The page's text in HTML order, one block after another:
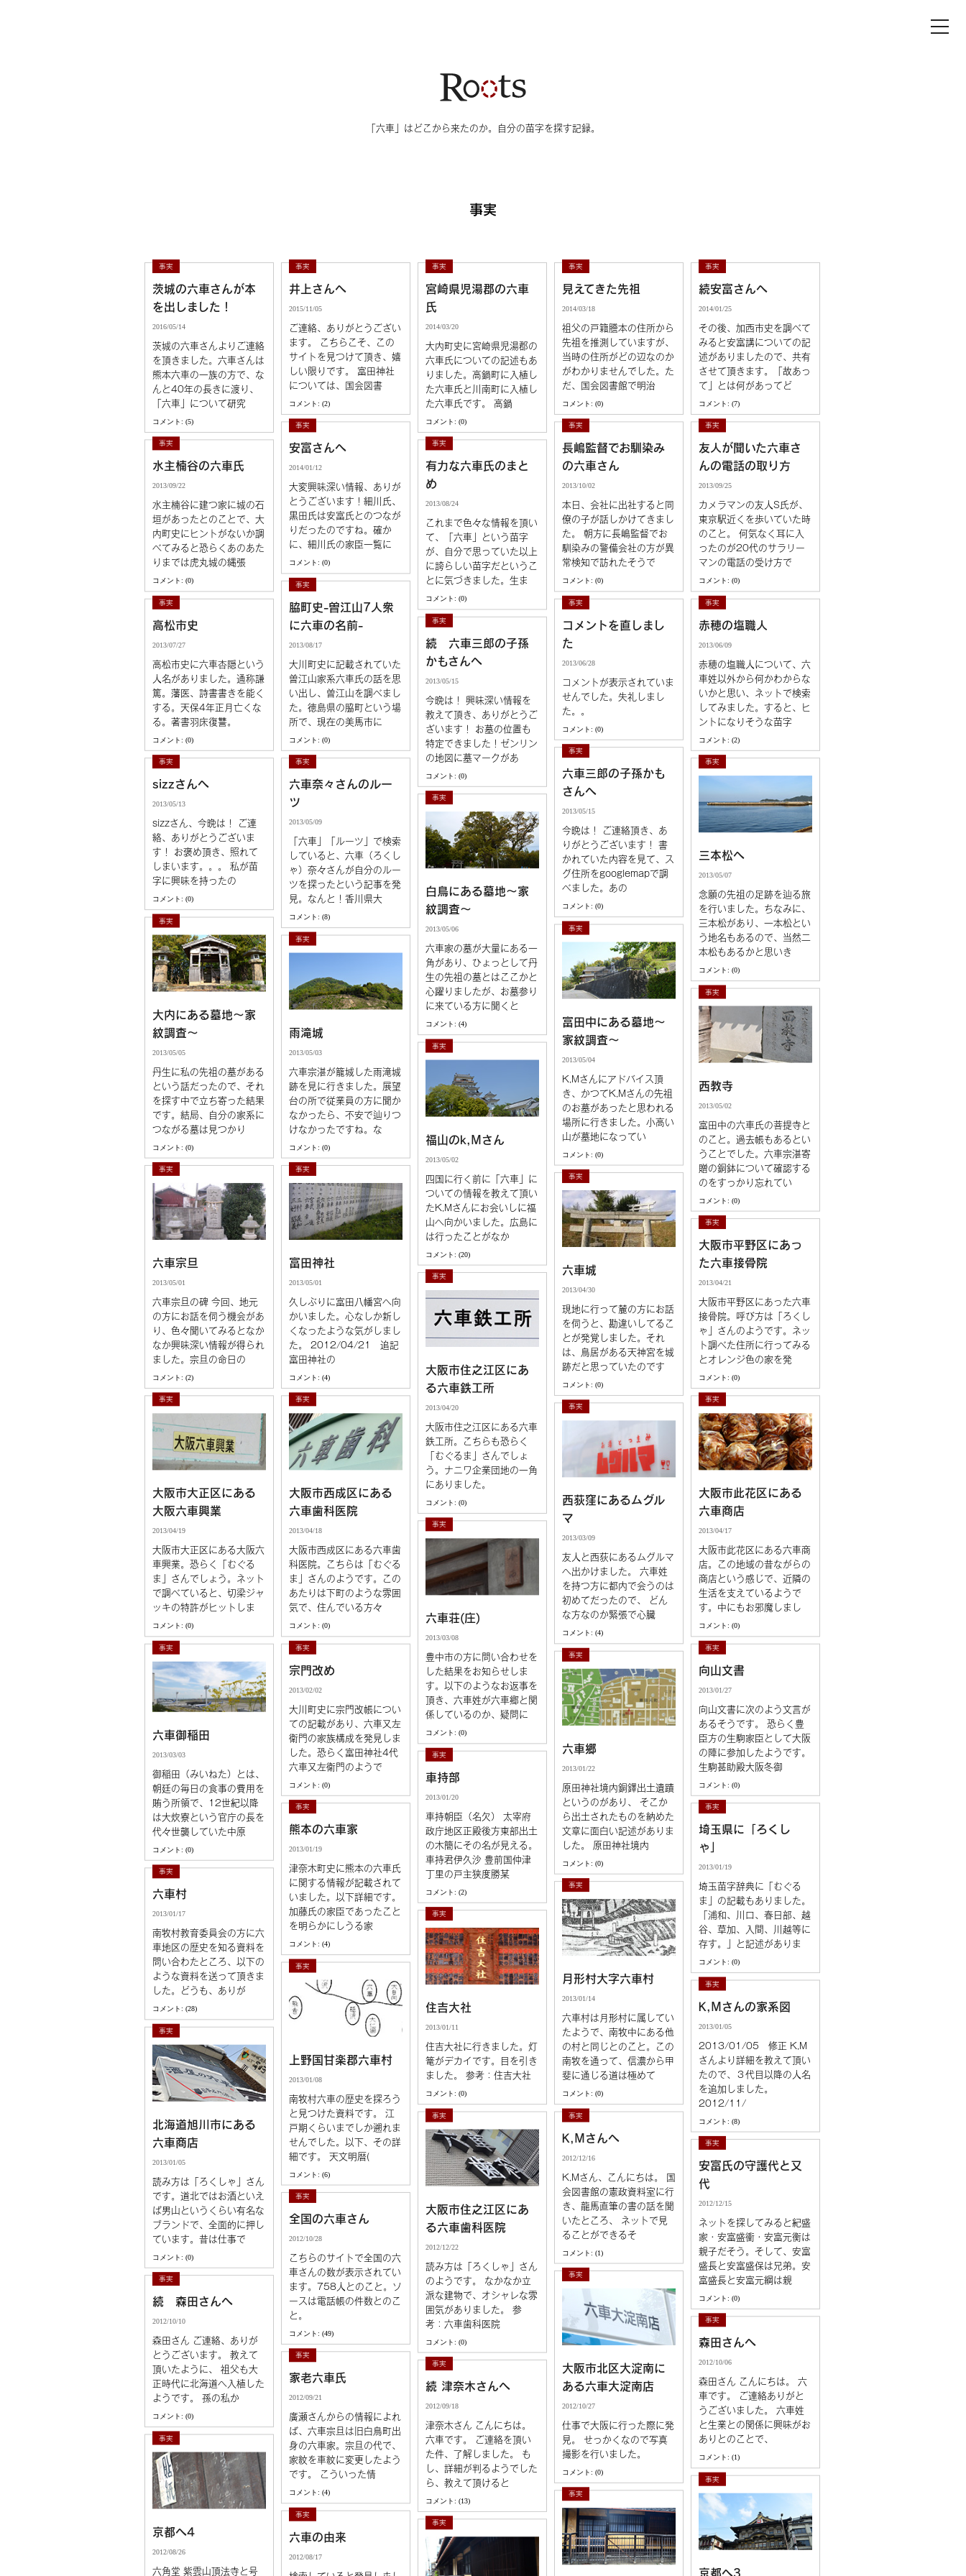
13
荒井さんへ
宮崎県児湯郡の六車氏
見えてきた先祖
続安富さんへ
全国の六車さんにお聞きします
長嶋監督でお馴染みの六車さん
友人が聞いた六車さんの電話の
水主楠谷の六車氏
個人家系 5
古寺名刹・城 21
安富氏 7
熊本の六車氏 10
脇の六車氏 3
車持
「続安富さんへ」へのコメント
「続安富さんへ」へのコメント
「謎の整理2」へのコメント
「続 津奈木さんへ」へのコメン
ト
の証明」へのコメント
「続 津奈木さんへ」へのコメン
ト
「生まれた土地から始める自分
の証明」へのコメント
の証明」へのコメント
「六車」はどこから来たのか。自分の苗字を探す記録。
事実
事実
茨城の六車さんが本
を出しました！
2016/05/14
茨城の六車さんよりご連絡
を頂きました。六車さんは
熊本六車の一族の方で、な
んと40年の長きに渡り、
「六車」について研究
コメント: (5)
事実
井上さんへ
2015/11/05
ご連絡、ありがとうござい
ます。 こちらこそ、この
サイトを見つけて頂き、嬉
しい限りです。 富田神社
については、国会図書
コメント: (2)
事実
宮崎県児湯郡の六車
氏
2014/03/20
大内町史に宮崎県児湯郡の
六車氏についての記述もあ
りました。高鍋町に入植し
た六車氏と川南町に入植し
た六車氏です。 高鍋
コメント: (0)
事実
見えてきた先祖
2014/03/18
祖父の戸籍謄本の住所から
先祖を推測していますが、
当時の住所がどの辺なのか
がわかりませんでした。た
だ、国会図書館で明治
コメント: (0)
事実
続安富さんへ
2014/01/25
その後、加西市史を調べて
みると安富講についての記
述がありましたので、共有
させて頂きます。「故あっ
て」とは何があってど
コメント: (7)
事実
安富さんへ
2014/01/12
大変興味深い情報、ありが
とうございます！細川氏、
黒田氏は安富氏とのつなが
りだったのですね。確か
に、細川氏の家臣一覧に
コメント: (0)
事実
長嶋監督でお馴染み
の六車さん
2013/10/02
本日、会社に出社すると同
僚の子が話しかけてきまし
た。 朝方に長嶋監督でお
馴染みの警備会社の方が異
常検知で訪れたそうで
コメント: (0)
事実
友人が聞いた六車さ
んの電話の取り方
2013/09/25
カメラマンの友人S氏が、
東京駅近くを歩いていた時
のこと。 何気なく耳に入
ったのが20代のサラリー
マンの電話の受け方で
コメント: (0)
事実
水主楠谷の六車氏
2013/09/22
水主楠谷に建つ家に城の石
垣があったとのことで、大
内町史にヒントがないか調
べてみると恐らくあのあた
りまでは虎丸城の縄張
コメント: (0)
事実
有力な六車氏のまと
め
2013/08/24
これまで色々な情報を頂い
て、「六車」という苗字
が、自分で思っていた以上
に誇らしい苗字だというこ
とに気づきました。生ま
コメント: (0)
事実
脇町史-曽江山7人衆
に六車の名前-
2013/08/17
大川町史に記載されていた
曽江山家系六車氏の話を思
い出し、曽江山を調べまし
た。徳島県の脇町という場
所で、現在の美馬市に
コメント: (0)
事実
高松市史
2013/07/27
高松市史に六車杏隠という
人名がありました。通称謙
篤。藩医、詩書書きを能く
する。天保4年正月亡くな
る。著書羽床復讐。
コメント: (0)
事実
コメントを直しまし
た
2013/06/28
コメントが表示されていま
せんでした。失礼しまし
た。。
コメント: (0)
事実
赤穂の塩職人
2013/06/09
赤穂の塩職人について、六
車姓以外から何かわからな
いかと思い、ネットで検索
してみました。すると、ヒ
ントになりそうな苗字
コメント: (2)
事実
続 六車三郎の子孫
かもさんへ
2013/05/15
今晩は！ 興味深い情報を
教えて頂き、ありがとうご
ざいます！ お墓の位置も
特定できました！ゼンリン
の地図に墓マークがあ
コメント: (0)
事実
六車三郎の子孫かも
さんへ
2013/05/15
今晩は！ ご連絡頂き、あ
りがとうございます！ 書
かれていた内容を見て、ス
グ住所をgooglemapで調
べました。あの
コメント: (0)
事実
sizzさんへ
2013/05/13
sizzさん、今晩は！ ご連
絡、ありがとうございま
す！ お褒め頂き、照れて
しまいます。。。 私が苗
字に興味を持ったの
コメント: (0)
事実
六車奈々さんのルー
ツ
2013/05/09
「六車」「ルーツ」で検索
していると、六車（ろくし
ゃ）奈々さんが自分のルー
ツを探ったという記事を発
見。なんと！香川県大
コメント: (8)
事実
三本松へ
2013/05/07
念願の先祖の足跡を辿る旅
を行いました。ちなみに、
三本松があり、一本松とい
う地名もあるので、当然二
本松もあるかと思いき
コメント: (0)
事実
白鳥にある墓地～家
紋調査～
2013/05/06
六車家の墓が大量にある一
角があり、ひょっとして丹
生の先祖の墓とはここかと
心躍りましたが、お墓参り
に来ている方に聞くと
コメント: (4)
事実
大内にある墓地～家
紋調査～
2013/05/05
丹生に私の先祖の墓がある
という話だったので、それ
を探す中で立ち寄った結果
です。結局、自分の家系に
つながる墓は見つかり
コメント: (0)
事実
富田中にある墓地～
家紋調査～
2013/05/04
K,Mさんにアドバイス頂
き、かつてK,Mさんの先祖
のお墓があったと思われる
場所に行きました。小高い
山が墓地になってい
コメント: (0)
事実
雨滝城
2013/05/03
六車宗湛が籠城した雨滝城
跡を見に行きました。展望
台の所で従業員の方に聞か
なかったら、不安で辿りつ
けなかったですね。な
コメント: (0)
事実
西教寺
2013/05/02
富田中の六車氏の菩提寺と
のこと。過去帳もあるとい
うことでした。六車宗湛寄
贈の銅鉢について確認する
のをすっかり忘れてい
コメント: (0)
事実
福山のk,Mさん
2013/05/02
四国に行く前に「六車」に
ついての情報を教えて頂い
たK,Mさんにお会いしに福
山へ向かいました。広島に
は行ったことがなか
コメント: (20)
事実
六車宗旦
2013/05/01
六車宗旦の碑 今回、地元
の方にお話を伺う機会があ
り、色々聞いてみるとなか
なか興味深い情報が得られ
ました。宗旦の命日の
コメント: (2)
事実
富田神社
2013/05/01
久しぶりに富田八幡宮へ向
かいました。心なしか新し
くなったような気がしまし
た。 2012/04/21 追記
富田神社の
コメント: (4)
事実
六車城
2013/04/30
現地に行って麓の方にお話
を伺うと、勘違いしてるこ
とが発覚しました。それ
は、鳥居がある天神宮を城
跡だと思っていたのです
コメント: (0)
事実
大阪市平野区にあっ
た六車接骨院
2013/04/21
大阪市平野区にあった六車
接骨院。呼び方は「ろくし
ゃ」さんのようです。ネッ
ト調べた住所に行ってみる
とオレンジ色の家を発
コメント: (0)
事実
大阪市住之江区にあ
る六車鉄工所
2013/04/20
大阪市住之江区にある六車
鉄工所。こちらも恐らく
「むぐるま」さんでしょ
う。ナニワ企業団地の一角
にありました。
コメント: (0)
事実
大阪市大正区にある
大阪六車興業
2013/04/19
大阪市大正区にある大阪六
車興業。恐らく「むぐる
ま」さんでしょう。ネット
で調べていると、切梁ジャ
ッキの特許がヒットしま
コメント: (0)
事実
大阪市西成区にある
六車歯科医院
2013/04/18
大阪市西成区にある六車歯
科医院。こちらは「むぐる
ま」さんのようです。この
あたりは下町のような雰囲
気で、住んでいる方々
コメント: (0)
事実
大阪市此花区にある
六車商店
2013/04/17
大阪市此花区にある六車商
店。この地域の昔ながらの
商店という感じで、近隣の
生活を支えているようで
す。中にもお邪魔しまし
コメント: (0)
事実
西荻窪にあるムグル
マ
2013/03/09
友人と西荻にあるムグルマ
へ出かけました。 六車姓
を持つ方に都内で会うのは
初めてだったので、 どん
な方なのか緊張で心臓
コメント: (4)
事実
六車荘(庄)
2013/03/08
豊中市の方に問い合わせを
した結果をお知らせしま
す。以下のようなお返事を
頂き、六車姓が六車郷と関
係しているのか、疑問に
コメント: (0)
事実
六車御稲田
2013/03/03
御稲田（みいねた）とは、
朝廷の毎日の食事の費用を
賄う所領で、12世紀以降
は大炊寮という官庁の長を
代々世襲していた中原
コメント: (0)
事実
宗門改め
2013/02/02
大川町史に宗門改帳につい
ての記載があり、六車又左
衛門の家族構成を発見しま
した。恐らく富田神社4代
六車又左衛門のようで
コメント: (0)
事実
向山文書
2013/01/27
向山文書に次のよう文言が
あるそうです。 恐らく豊
臣方の生駒家臣として大阪
の陣に参加したようです。
生駒甚助殿大阪冬御
コメント: (0)
事実
六車郷
2013/01/22
原田神社境内銅鐸出土遺蹟
というのがあり、 そこか
ら出土されたものを納めた
文章に面白い記述がありま
した。 原田神社境内
コメント: (0)
事実
車持部
2013/01/20
車持朝臣（名欠） 太宰府
政庁地区正殿後方東部出土
の木簡にその名が見える。
車持君伊久沙 豊前国仲津
丁里の戸主狭度勝某
コメント: (2)
事実
熊本の六車家
2013/01/19
津奈木町史に熊本の六車氏
に関する情報が記載されて
いました。以下詳細です。
加藤氏の家臣であったこと
を明らかにしうる家
コメント: (4)
事実
埼玉県に「ろくし
ゃ」
2013/01/19
埼玉苗字辞典に「むぐる
ま」の記載もありました。
「浦和、川口、春日部、越
谷、草加、入間、川越等に
存す。」と記述がありま
コメント: (0)
事実
六車村
2013/01/17
南牧村教育委員会の方に六
車地区の歴史を知る資料を
問い合わたところ、以下の
ような資料を送って頂きま
した。どうも、ありが
コメント: (28)
事実
月形村大字六車村
2013/01/14
六車村は月形村に属してい
たようで、南牧中にある他
の村と同じとのこと。この
南牧を通って、信濃から甲
斐に通じる道は極めて
コメント: (0)
事実
住吉大社
2013/01/11
住吉大社に行きました。灯
篭がデカイです。目を引き
ました。 参考：住吉大社
コメント: (0)
事実
上野国甘楽郡六車村
2013/01/08
南牧村六車の歴史を探ろう
と見つけた資料です。 江
戸期くらいまでしか遡れま
せんでした。以下、その詳
細です。 天文明暦(
コメント: (6)
事実
K,Mさんの家系図
2013/01/05
2013/01/05 修正 K,M
さんより詳細を教えて頂い
たので、３代目以降の人名
を追加しました。
2012/11/
コメント: (8)
事実
北海道旭川市にある
六車商店
2013/01/05
読み方は「ろくしゃ」さん
です。道北ではお酒といえ
ば男山というくらい有名な
ブランドで、全面的に押し
ています。昔は仕事で
コメント: (0)
事実
大阪市住之江区にあ
る六車歯科医院
2012/12/22
読み方は「ろくしゃ」さん
のようです。 なかなか立
派な建物で、オシャレな雰
囲気がありました。 参
考：六車歯科医院
コメント: (0)
事実
K,Mさんへ
2012/12/16
K,Mさん、こんにちは。 国
会図書館の憲政資料室に行
き、龍馬直筆の書の話を聞
いたところ、 ネットで見
ることができるそ
コメント: (1)
事実
安富氏の守護代と又
代
2012/12/15
ネットを探してみると紀盛
家・安富盛衝・安富元衡は
親子だそう。そして、安富
盛長と安富盛保は兄弟。安
富盛長と安富元綱は親
コメント: (0)
事実
全国の六車さん
2012/10/28
こちらのサイトで全国の六
車さんの数が表示されてい
ます。758人とのこと。ソ
ースは電話帳の件数とのこ
と。
コメント: (49)
事実
大阪市北区大淀南に
ある六車大淀南店
2012/10/27
仕事で大阪に行った際に発
見。 せっかくなので写真
撮影を行いました。
コメント: (0)
事実
続 森田さんへ
2012/10/10
森田さん ご連絡、ありが
とうございます。 教えて
頂いたように、 祖父も大
正時代に北海道へ入植した
ようです。 孫の私か
コメント: (0)
事実
森田さんへ
2012/10/06
森田さん こんにちは。 六
車です。 ご連絡ありがと
うございました。 六車姓
と生業との関係に興味がお
ありとのことで、
コメント: (1)
事実
家老六車氏
2012/09/21
廣瀬さんからの情報によれ
ば、六車宗旦は旧白鳥町出
身の六車家。宗旦の代で、
家紋を車紋に変更したよう
です。 こういった情
コメント: (4)
事実
続 津奈木さんへ
2012/09/18
津奈木さん こんにちは。
六車です。 ご連絡を頂い
た件、了解しました。 も
し、詳細が判るようでした
ら、教えて頂けると
コメント: (13)
事実
京都へ4
2012/08/26
六角堂 紫雲山頂法寺と号
事実
京都へ3
事実
事実
六車の由来
2012/08/17
事実